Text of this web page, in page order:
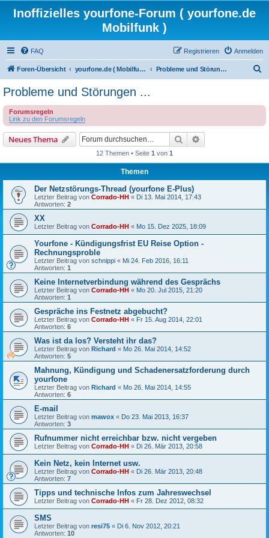
Inoffizielles yourfone-Forum ( yourfone.de
Mobilfunk )
FAQ Anmelden
Registrieren
Foren-Übersicht yourfone.de ( Mobilfunkangebot ) Probleme und Störungen ...
e
Probleme und Störungen ...
Forumsregeln
Link zu den Forumsregeln
Neues Thema Suche
12 Themen • Seite 1 von 1
Themen
Der Netzstörungs-Thread (yourfone E-Plus)
Letzter Beitrag von Corrado-HH « Di 13. Mai 2014, 17:43
Antworten: 2
XX
Letzter Beitrag von Corrado-HH « Mo 15. Dez 2025, 18:09
Yourfone - Kündigungsfrist EU Reise Option -
Rechnungsproble
Letzter Beitrag von schnippi « Mi 24. Feb 2016, 16:11
Antworten: 1
Keine Internetverbindung während des Gesprächs
Letzter Beitrag von Corrado-HH « Mo 20. Jul 2015, 21:20
Antworten: 1
Gespräche ins Festnetz abgebucht?
Letzter Beitrag von Corrado-HH « Fr 15. Aug 2014, 22:01
Antworten: 6
Was ist da los? Versteht ihr das?
Letzter Beitrag von Richard « Mo 26. Mai 2014, 14:52
Antworten: 5
Mahnung, Kündigung und Schadenersatzforderung durch
yourfone
Letzter Beitrag von Richard « Mo 26. Mai 2014, 14:55
Antworten: 6
E-mail
Letzter Beitrag von mawox « Do 23. Mai 2013, 16:37
Antworten: 3
Rufnummer nicht erreichbar bzw. nicht vergeben
Letzter Beitrag von Corrado-HH « Di 26. Mär 2013, 20:58
Kein Netz, kein Internet usw.
Letzter Beitrag von Corrado-HH « Di 26. Mär 2013, 20:48
Antworten: 7
Tipps und technische Infos zum Jahreswechsel
Letzter Beitrag von Corrado-HH « Fr 28. Dez 2012, 08:32
SMS
Letzter Beitrag von resi75 « Di 6. Nov 2012, 20:21
Antworten: 10